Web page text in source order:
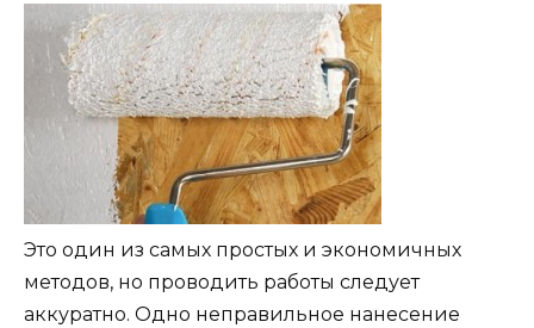
Это один из самых простых и экономичных
методов, но проводить работы следует
аккуратно. Одно неправильное нанесение